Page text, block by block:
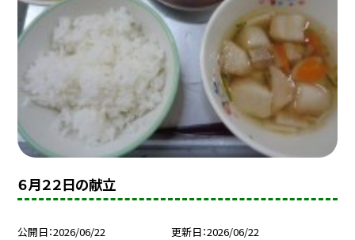
６月２２日の献立
公開日 2026/06/22 更新日 2026/06/22